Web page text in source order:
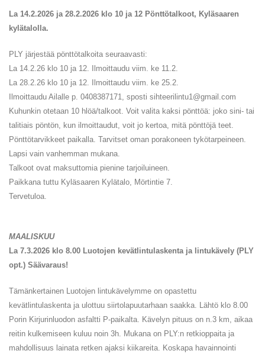
La 14.2.2026 ja 28.2.2026 klo 10 ja 12 Pönttötalkoot, Kyläsaaren
kylätalolla.
PLY järjestää pönttötalkoita seuraavasti:
La 14.2.26 klo 10 ja 12. Ilmoittaudu viim. ke 11.2.
La 28.2.26 klo 10 ja 12. Ilmoittaudu viim. ke 25.2.
Ilmoittaudu Ailalle p. 0408387171, sposti sihteerilintu1@gmail.com
Kuhunkin otetaan 10 hlöä/talkoot. Voit valita kaksi pönttöä: joko sini- tai
talitiais pöntön, kun ilmoittaudut, voit jo kertoa, mitä pönttöjä teet.
Pönttötarvikkeet paikalla. Tarvitset oman porakoneen tykötarpeineen.
Lapsi vain vanhemman mukana.
Talkoot ovat maksuttomia pienine tarjoiluineen.
Paikkana tuttu Kyläsaaren Kylätalo, Mörtintie 7.
Tervetuloa.
MAALISKUU
La 7.3.2026 klo 8.00 Luotojen kevätlintulaskenta ja lintukävely (PLY
opt.) Säävaraus!
Tämänkertainen Luotojen lintukävelymme on opastettu
kevätlintulaskenta ja ulottuu siirtolapuutarhaan saakka. Lähtö klo 8.00
Porin Kirjurinluodon asfaltti P-paikalta. Kävelyn pituus on n.3 km, aikaa
reitin kulkemiseen kuluu noin 3h. Mukana on PLY:n retkioppaita ja
mahdollisuus lainata retken ajaksi kiikareita. Koskapa havainnointi